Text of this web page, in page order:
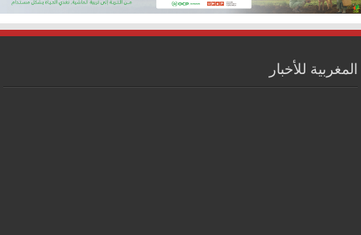
المغربية للأخبار